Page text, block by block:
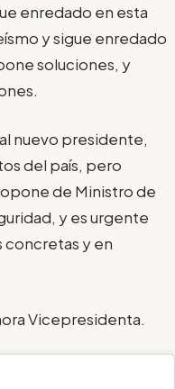
enredado en esta
y sigue enredado
soluciones, y
nuevo presidente,
del país, pero
de Ministro de
y es urgente
concretas y en
Vicepresidenta.